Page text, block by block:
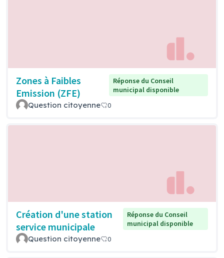
Zones à Faibles
Emission (ZFE)
Réponse du Conseil
municipal disponible
Question citoyenne 0
Création d'une station
service municipale
Réponse du Conseil
municipal disponible
Question citoyenne 0